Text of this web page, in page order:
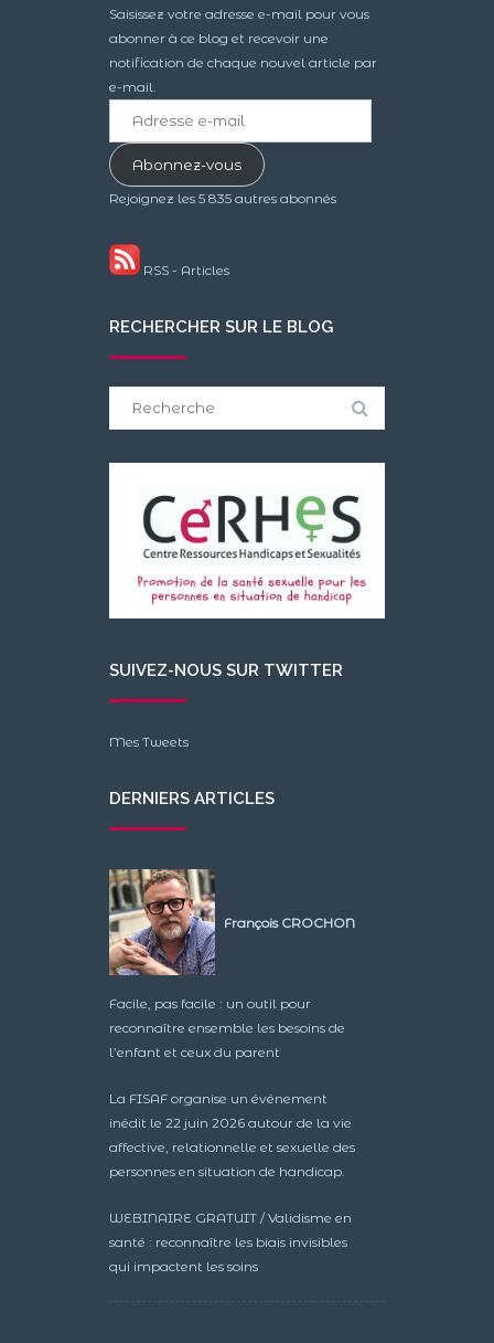
Saisissez votre adresse e-mail pour vous
abonner à ce blog et recevoir une
notification de chaque nouvel article par
e-mail.
mailAbonnez-vous
Rejoignez les 5 835 autres abonnés
RSS - Articles
RECHERCHER SUR LE BLOG
SUIVEZ-NOUS SUR TWITTER
Mes Tweets
DERNIERS ARTICLES
François CROCHON
Facile, pas facile : un outil pour
reconnaître ensemble les besoins de
l’enfant et ceux du parent
La FISAF organise un événement
inédit le 22 juin 2026 autour de la vie
affective, relationnelle et sexuelle des
personnes en situation de handicap.
WEBINAIRE GRATUIT / Validisme en
santé : reconnaître les biais invisibles
qui impactent les soins